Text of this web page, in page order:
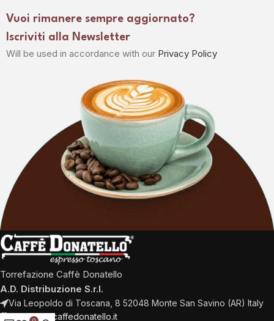
Vuoi rimanere sempre aggiornato?
Iscriviti alla Newsletter
Will be used in accordance with our Privacy Policy
Torrefazione Caffè Donatello
A.D. Distribuzione S.r.l.
Via Leopoldo di Toscana, 8 52048 Monte San Savino (AR) Italy
Mail: info@caffedonatello.it